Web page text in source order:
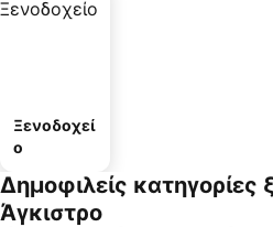
Ξενοδοχεί
ο
Δημοφιλείς κατηγορίες
Άγκιστρο